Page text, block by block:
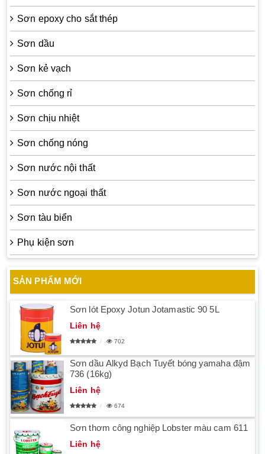
Sơn epoxy cho sắt thép
Sơn dầu
Sơn kẻ vạch
Sơn chống rỉ
Sơn chịu nhiệt
Sơn chống nóng
Sơn nước nội thất
Sơn nước ngoại thất
Sơn tàu biển
Phụ kiện sơn
SẢN PHẨM MỚI
Sơn lót Epoxy Jotun Jotamastic 90 5L
Liên hệ
702
Sơn dầu Alkyd Bạch Tuyết bóng yamaha đậm
736 (16kg)
Liên hệ
674
Sơn thơm công nghiệp Lobster màu cam 611
Liên hệ